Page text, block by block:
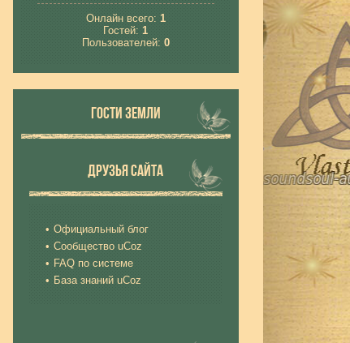
Онлайн всего: 1
Гостей:1
Пользователей: 0
ГОСТИ ЗЕМЛИ
ДРУЗЬЯ САЙТА
Официальный блог
Сообщество uCoz
FAQ по системе
База знаний uCoz